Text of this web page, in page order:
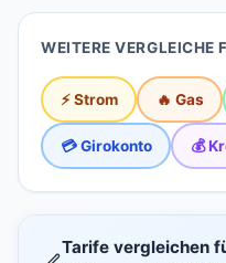
WEITERE VERGLEICHE
⚡ Strom 🔥 Gas
💳 Girokonto 💰
Tarife vergleichen